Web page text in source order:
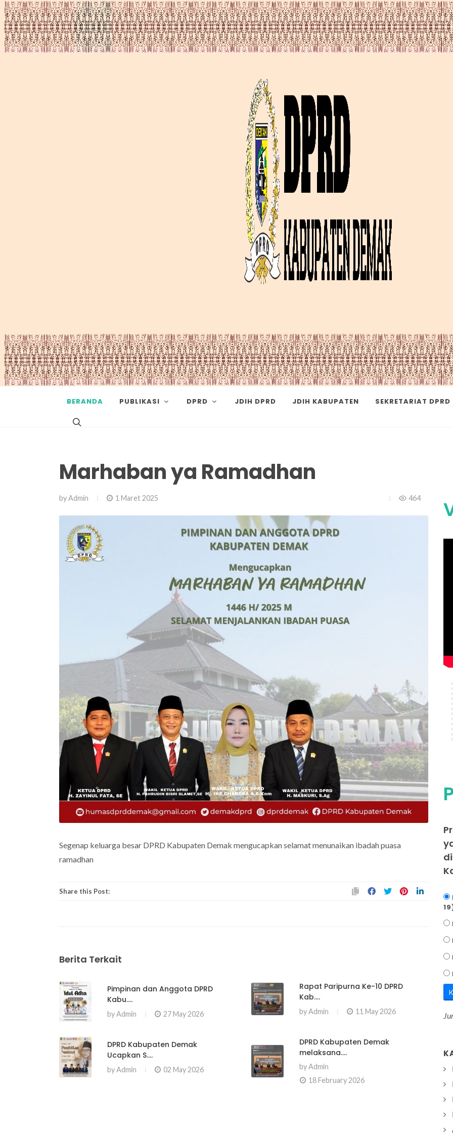
BERANDA PUBLIKASI DPRD JDIH DPRD JDIH KABUPATEN SEKRETARIAT DPRD
Marhaban ya Ramadhan
byAdmin 1 Maret 2025 464
Segenap keluarga besar DPRD Kabupaten Demak mengucapkan selamat menunaikan ibadah puasa
ramadhan
Share this Post:
Berita Terkait
Pimpinan dan Anggota DPRD
Kabu....
byAdmin 27 May 2026
Rapat Paripurna Ke-10 DPRD
Kab....
byAdmin 11 May 2026
DPRD Kabupaten Demak
Ucapkan S....
byAdmin 02 May 2026
DPRD Kabupaten Demak
melaksana....
byAdmin
18 February 2026